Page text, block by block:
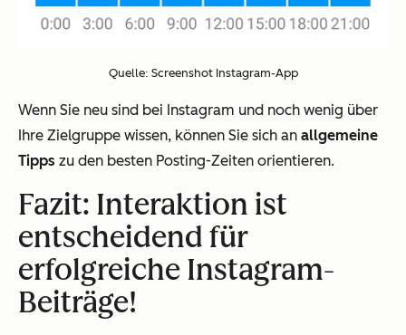
Quelle: Screenshot Instagram-App
Wenn Sie neu sind bei Instagram und noch wenig über
Ihre Zielgruppe wissen, können Sie sich an allgemeine
Tipps zu den besten Posting-Zeiten orientieren.
Fazit: Interaktion ist
entscheidend für
erfolgreiche Instagram-
Beiträge!